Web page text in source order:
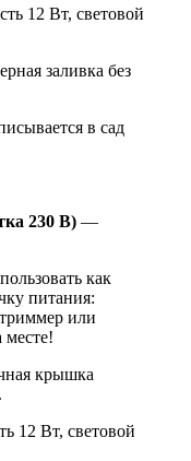
12 Вт, световой
заливка без
в сад
230 В) —
как
питания:
или
крышка
12 Вт, световой